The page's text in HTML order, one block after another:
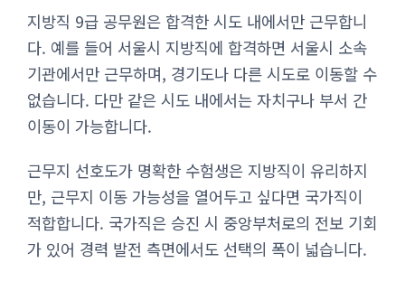
지방직 9급 공무원은 합격한 시도 내에서만 근무합니
다. 예를 들어 서울시 지방직에 합격하면 서울시 소속
기관에서만 근무하며, 경기도나 다른 시도로 이동할 수
없습니다. 다만 같은 시도 내에서는 자치구나 부서 간
이동이 가능합니다.
근무지 선호도가 명확한 수험생은 지방직이 유리하지
만, 근무지 이동 가능성을 열어두고 싶다면 국가직이
적합합니다. 국가직은 승진 시 중앙부처로의 전보 기회
가 있어 경력 발전 측면에서도 선택의 폭이 넓습니다.